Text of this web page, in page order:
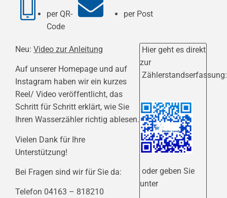
per QR-
Code
per Post
Neu: Video zur Anleitung
Auf unserer Homepage und auf
Instagram haben wir ein kurzes
Reel/ Video veröffentlicht, das
Schritt für Schritt erklärt, wie Sie
Ihren Wasserzähler richtig ablesen.
Vielen Dank für Ihre
Unterstützung!
Bei Fragen sind wir für Sie da:
Telefon 04163 – 818210
Hier geht es direkt
zur
Zählerstandserfassung:
oder geben Sie
unter